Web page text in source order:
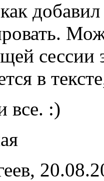
добавил
сессии
в
все. :)